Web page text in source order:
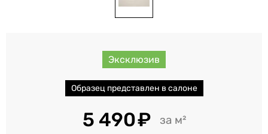
Эксклюзив
Образец представлен в салоне
5 490 м²